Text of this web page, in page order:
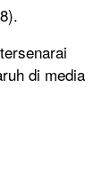
di media